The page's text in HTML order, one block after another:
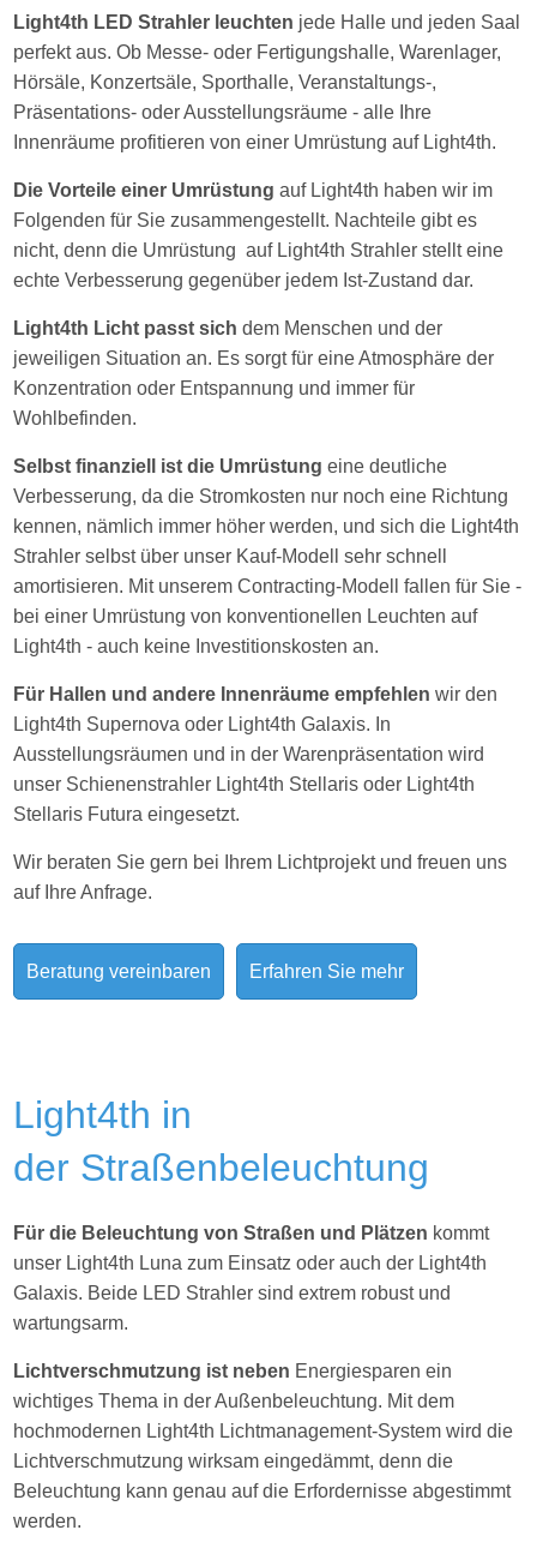
Light4th LED Strahler leuchten jede Halle und jeden Saal
perfekt aus. Ob Messe- oder Fertigungshalle, Warenlager,
Hörsäle, Konzertsäle, Sporthalle, Veranstaltungs-,
Präsentations- oder Ausstellungsräume - alle Ihre
Innenräume profitieren von einer Umrüstung auf Light4th.
Die Vorteile einer Umrüstungauf Light4th haben wir im
Folgenden für Sie zusammengestellt. Nachteile gibt es
nicht, denn die Umrüstung auf Light4th Strahler stellt eine
echte Verbesserung gegenüber jedem Ist-Zustand dar.
Light4th Licht passt sich dem Menschen und der
jeweiligen Situation an. Es sorgt für eine Atmosphäre der
Konzentration oder Entspannung und immer für
Wohlbefinden.
Selbst finanziell ist die Umrüstung eine deutliche
Verbesserung, da die Stromkosten nur noch eine Richtung
kennen, nämlich immer höher werden, und sich die Light4th
Strahler selbst über unser Kauf-Modell sehr schnell
amortisieren. Mit unserem Contracting-Modell fallen für Sie -
bei einer Umrüstung von konventionellen Leuchten auf
Light4th - auch keine Investitionskosten an.
Für Hallen und andere Innenräume empfehlen wir den
Light4th Supernova oder Light4th Galaxis. In
Ausstellungsräumen und in der Warenpräsentation wird
unser Schienenstrahler Light4th Stellaris oder Light4th
Stellaris Futura eingesetzt.
Wir beraten Sie gern bei Ihrem Lichtprojekt und freuen uns
auf Ihre Anfrage.
Beratung vereinbaren Erfahren Sie mehr
Light4th in
der Straßenbeleuchtung
Für die Beleuchtung von Straßen und Plätzen kommt
unser Light4th Luna zum Einsatz oder auch der Light4th
Galaxis. Beide LED Strahler sind extrem robust und
wartungsarm.
Lichtverschmutzung ist neben Energiesparen ein
wichtiges Thema in der Außenbeleuchtung. Mit dem
hochmodernen Light4th Lichtmanagement-System wird die
Lichtverschmutzung wirksam eingedämmt, denn die
Beleuchtung kann genau auf die Erfordernisse abgestimmt
werden.